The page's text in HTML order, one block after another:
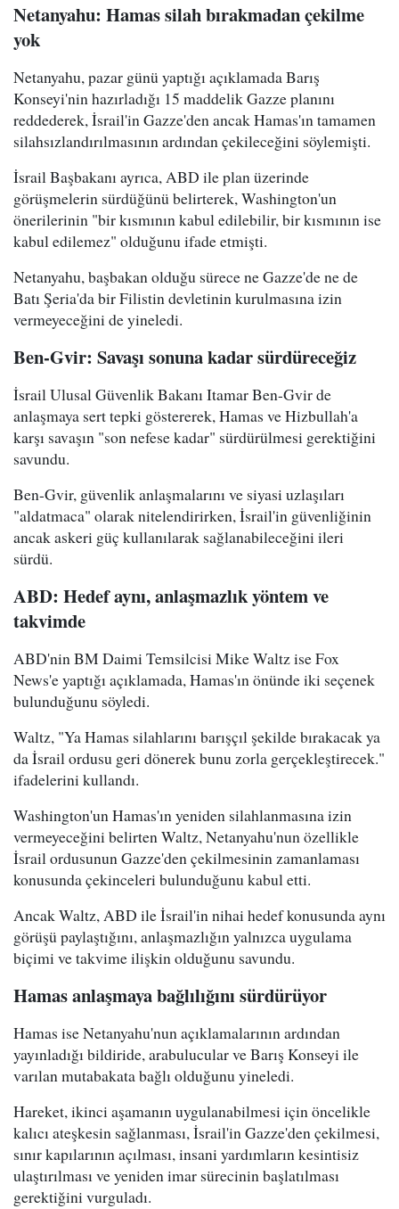
Netanyahu: Hamas silah bırakmadan çekilme
yok
Netanyahu, pazar günü yaptığı açıklamada Barış
Konseyi'nin hazırladığı 15 maddelik Gazze planını
reddederek, İsrail'in Gazze'den ancak Hamas'ın tamamen
silahsızlandırılmasının ardından çekileceğini söylemişti.
İsrail Başbakanı ayrıca, ABD ile plan üzerinde
görüşmelerin sürdüğünü belirterek, Washington'un
önerilerinin "bir kısmının kabul edilebilir, bir kısmının ise
kabul edilemez" olduğunu ifade etmişti.
Netanyahu, başbakan olduğu sürece ne Gazze'de ne de
Batı Şeria'da bir Filistin devletinin kurulmasına izin
vermeyeceğini de yineledi.
Ben-Gvir: Savaşı sonuna kadar sürdüreceğiz
İsrail Ulusal Güvenlik Bakanı Itamar Ben-Gvir de
anlaşmaya sert tepki göstererek, Hamas ve Hizbullah'a
karşı savaşın "son nefese kadar" sürdürülmesi gerektiğini
savundu.
Ben-Gvir, güvenlik anlaşmalarını ve siyasi uzlaşıları
"aldatmaca" olarak nitelendirirken, İsrail'in güvenliğinin
ancak askeri güç kullanılarak sağlanabileceğini ileri
sürdü.
ABD: Hedef aynı, anlaşmazlık yöntem ve
takvimde
ABD'nin BM Daimi Temsilcisi Mike Waltz ise Fox
News'e yaptığı açıklamada, Hamas'ın önünde iki seçenek
bulunduğunu söyledi.
Waltz, "Ya Hamas silahlarını barışçıl şekilde bırakacak ya
da İsrail ordusu geri dönerek bunu zorla gerçekleştirecek."
ifadelerini kullandı.
Washington'un Hamas'ın yeniden silahlanmasına izin
vermeyeceğini belirten Waltz, Netanyahu'nun özellikle
İsrail ordusunun Gazze'den çekilmesinin zamanlaması
konusunda çekinceleri bulunduğunu kabul etti.
Ancak Waltz, ABD ile İsrail'in nihai hedef konusunda aynı
görüşü paylaştığını, anlaşmazlığın yalnızca uygulama
biçimi ve takvime ilişkin olduğunu savundu.
Hamas anlaşmaya bağlılığını sürdürüyor
Hamas ise Netanyahu'nun açıklamalarının ardından
yayınladığı bildiride, arabulucular ve Barış Konseyi ile
varılan mutabakata bağlı olduğunu yineledi.
Hareket, ikinci aşamanın uygulanabilmesi için öncelikle
kalıcı ateşkesin sağlanması, İsrail'in Gazze'den çekilmesi,
sınır kapılarının açılması, insani yardımların kesintisiz
ulaştırılması ve yeniden imar sürecinin başlatılması
gerektiğini vurguladı.